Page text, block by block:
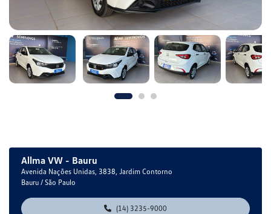
Allma VW - Bauru
Avenida Nações Unidas, 3838, Jardim Contorno
Bauru / São Paulo
(14) 3235-9000